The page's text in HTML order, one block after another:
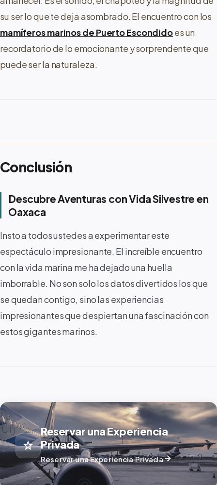
su ser lo que te deja asombrado. El encuentro con los
mamíferos marinos de Puerto Escondidoes un
recordatorio de lo emocionante y sorprendente que
puede ser la naturaleza.
Conclusión
Descubre Aventuras con Vida Silvestre en
Oaxaca
Insto a todos ustedes a experimentar este
espectáculo impresionante. El increíble encuentro
con la vida marina me ha dejado una huella
imborrable. No son solo los datos divertidos los que
se quedan contigo, sino las experiencias
impresionantes que despiertan una fascinación con
estos gigantes marinos.
star
Reservar una Experiencia
Privada
Reservar una Experiencia Privadaarrow_forward